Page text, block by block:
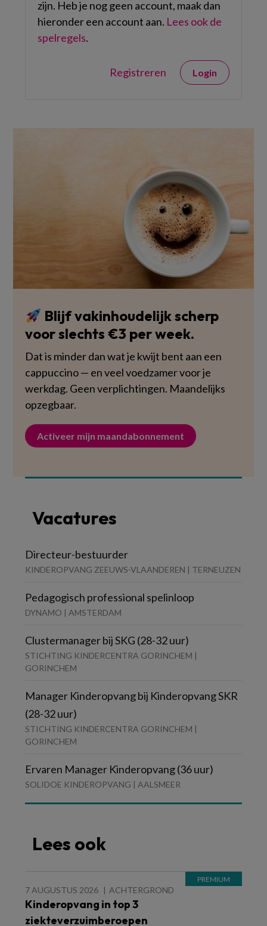
zijn. Heb je nog geen account, maak dan
hieronder een account aan. Lees ook de
spelregels.
Registreren Login
Blijf vakinhoudelijk scherp
voor slechts €3 per week.
Dat is minder dan wat je kwijt bent aan een
cappuccino — en veel voedzamer voor je
werkdag. Geen verplichtingen. Maandelijks
opzegbaar.
Activeer mijn maandabonnement
Vacatures
Directeur-bestuurder
KINDEROPVANG ZEEUWS-VLAANDEREN | TERNEUZEN
Pedagogisch professional spelinloop
DYNAMO | AMSTERDAM
Clustermanager bij SKG (28-32 uur)
STICHTING KINDERCENTRA GORINCHEM |
GORINCHEM
Manager Kinderopvang bij Kinderopvang SKR
(28-32 uur)
STICHTING KINDERCENTRA GORINCHEM |
GORINCHEM
Ervaren Manager Kinderopvang (36 uur)
SOLIDOE KINDEROPVANG | AALSMEER
Lees ook
7 AUGUSTUS 2026 ACHTERGROND
Kinderopvang in top 3
ziekteverzuimberoepen